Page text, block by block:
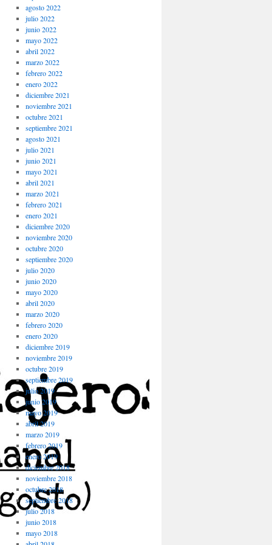
agosto 2022
julio 2022
junio 2022
mayo 2022
abril 2022
marzo 2022
febrero 2022
enero 2022
diciembre 2021
noviembre 2021
octubre 2021
septiembre 2021
agosto 2021
julio 2021
junio 2021
mayo 2021
abril 2021
marzo 2021
febrero 2021
enero 2021
diciembre 2020
noviembre 2020
octubre 2020
septiembre 2020
julio 2020
junio 2020
mayo 2020
abril 2020
marzo 2020
febrero 2020
enero 2020
diciembre 2019
noviembre 2019
octubre 2019
septiembre 2019
julio 2019
junio 2019
mayo 2019
abril 2019
marzo 2019
febrero 2019
enero 2019
diciembre 2018
noviembre 2018
octubre 2018
septiembre 2018
julio 2018
junio 2018
mayo 2018